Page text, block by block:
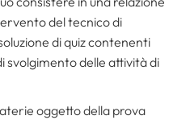
del tecnico di
di quiz contenenti
svolgimento delle attività di
oggetto della prova